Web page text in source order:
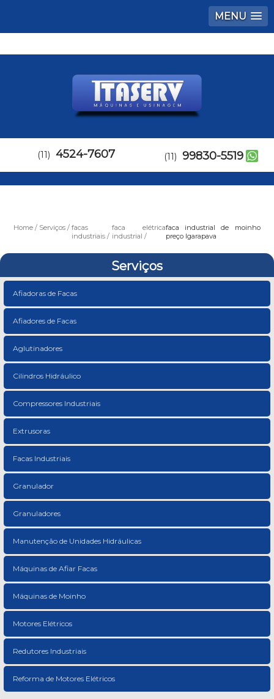
MENU
(11) 4524-7607 (11) 99830-5519
Home Serviços
facas
industriais
faca elétrica
industrial
faca industrial de moinho
preço Igarapava
Serviços
Afiadoras de Facas
Afiadores de Facas
Aglutinadores
Cilindros Hidráulico
Compressores Industriais
Extrusoras
Facas Industriais
Granulador
Granuladores
Manutenção de Unidades Hidráulicas
Máquinas de Afiar Facas
Máquinas de Moinho
Motores Elétricos
Redutores Industriais
Reforma de Motores Elétricos